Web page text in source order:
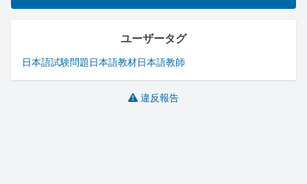
ユーザータグ
日本語試験問題日本語教材日本語教師
違反報告